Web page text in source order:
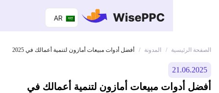
AR
الرئيسية / المدونة أفضل أدوات مبيعات أمازون لتنمية أعمالك في 2025
أدوات مبيعات أمازون لتنمية أعمالك في